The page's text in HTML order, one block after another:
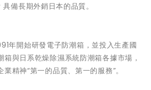
備長期外銷日本的品質。
年開始研發電子防潮箱，並投入生產國
箱與日系乾燥除濕系統防潮箱各據市場，
精神“第一的品質、第一的服務”。